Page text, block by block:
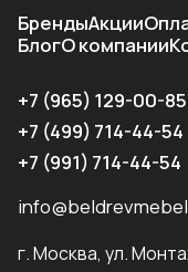
БрендыАкции
БлогО компании
+7 (965) 129-00-85
+7 (499) 714-44-54
+7 (991) 714-44-54
г. Москва, ул.